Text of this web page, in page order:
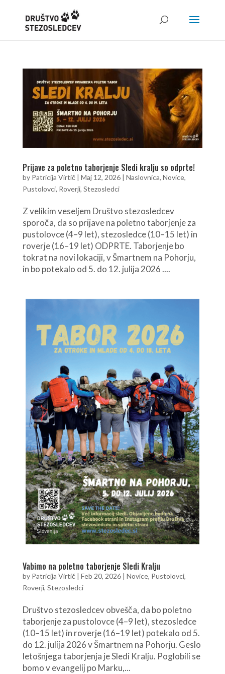
Prijave za poletno taborjenje Sledi kralju so odprte!
by Patricija Virtič| Maj 12, 2026| Naslovnica, Novice,
Pustolovci, Roverji, Stezosledci
Z velikim veseljem Društvo stezosledcev
sporoča, da so prijave na poletno taborjenje za
pustolovce (4–9 let), stezosledce (10–15 let) in
roverje (16–19 let) ODPRTE. Taborjenje bo
tokrat na novi lokaciji, v Šmartnem na Pohorju,
in bo potekalo od 5. do 12. julija 2026 ....
Vabimo na poletno taborjenje Sledi Kralju
by Patricija Virtič| Feb 20, 2026| Novice, Pustolovci,
Roverji, Stezosledci
Društvo stezosledcev obvešča, da bo poletno
taborjenje za pustolovce (4–9 let), stezosledce
(10–15 let) in roverje (16–19 let) potekalo od 5.
do 12. julija 2026 v Šmartnem na Pohorju. Geslo
letošnjega taborjenja je Sledi Kralju. Poglobili se
bomo v evangelij po Marku,...